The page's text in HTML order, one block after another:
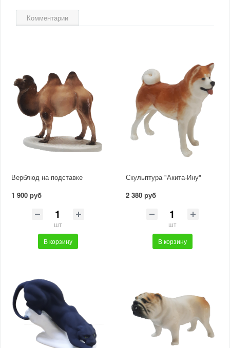
Комментарии
Верблюд на подставке
1 900 руб
шт
В корзину
Скульптура "Акита-Ину"
2 380 руб
шт
В корзину